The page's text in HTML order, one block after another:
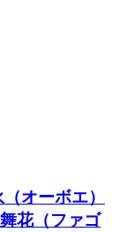
オーボエ）
花（ファゴ